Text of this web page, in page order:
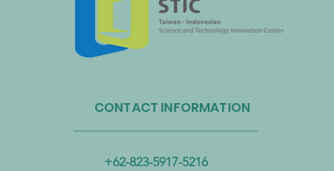
Internasional Taoyuan Bermitra
untuk Mendorong Sirkulasi
Sumber Daya Plastik
CONTACT INFORMATION
+62-823-5917-5216